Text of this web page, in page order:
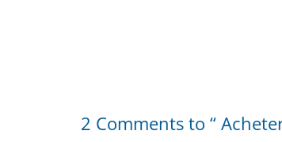
2 Comments to “